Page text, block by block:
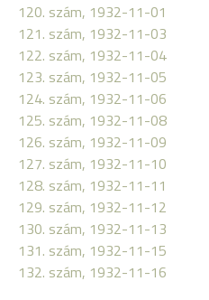
120. szám, 1932-11-01
121. szám, 1932-11-03
122. szám, 1932-11-04
123. szám, 1932-11-05
124. szám, 1932-11-06
125. szám, 1932-11-08
126. szám, 1932-11-09
127. szám, 1932-11-10
128. szám, 1932-11-11
129. szám, 1932-11-12
130. szám, 1932-11-13
131. szám, 1932-11-15
132. szám, 1932-11-16